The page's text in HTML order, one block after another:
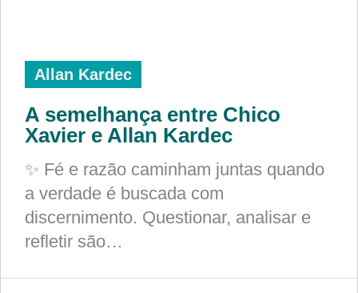
Allan Kardec
A semelhança entre Chico
Xavier e Allan Kardec
✨ Fé e razão caminham juntas quando
a verdade é buscada com
discernimento. Questionar, analisar e
refletir são…